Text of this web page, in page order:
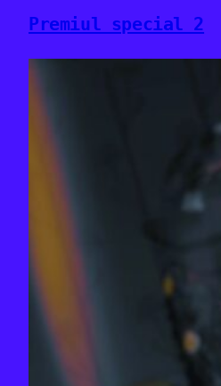
Premiul special 2